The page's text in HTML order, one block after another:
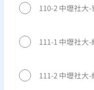
110-2 中壢社大-
111-1 中壢社大
111-2 中壢社大